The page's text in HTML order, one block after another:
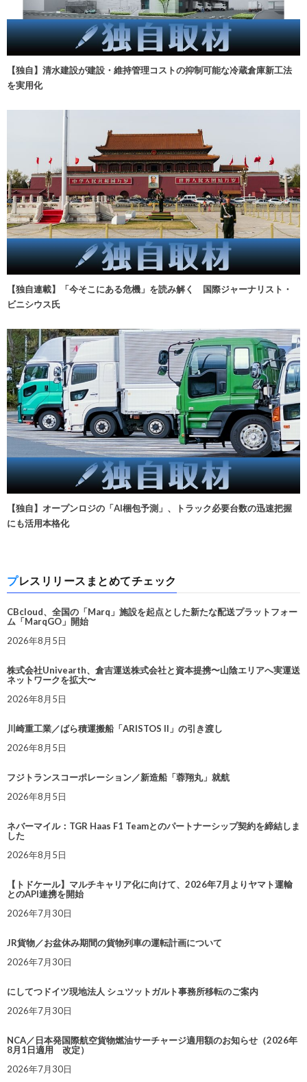
【独自】清水建設が建設・維持管理コストの抑制可能な冷蔵倉庫新工法
を実用化
【独自連載】「今そこにある危機」を読み解く 国際ジャーナリスト・
ビニシウス氏
【独自】オープンロジの「AI梱包予測」、トラック必要台数の迅速把握
にも活用本格化
プレスリリースまとめてチェック
CBcloud、全国の「Marq」施設を起点とした新たな配送プラットフォー
ム「MarqGO」開始
2026年8月5日
株式会社Univearth、倉吉運送株式会社と資本提携〜山陰エリアへ実運送
ネットワークを拡大〜
2026年8月5日
川崎重工業／ばら積運搬船「ARISTOS II」の引き渡し
2026年8月5日
フジトランスコーポレーション／新造船「蓉翔丸」就航
2026年8月5日
ネバーマイル：TGR Haas F1 Teamとのパートナーシップ契約を締結しま
した
2026年8月5日
【トドケール】マルチキャリア化に向けて、2026年7月よりヤマト運輸
とのAPI連携を開始
2026年7月30日
JR貨物／お盆休み期間の貨物列車の運転計画について
2026年7月30日
にしてつドイツ現地法人 シュツットガルト事務所移転のご案内
2026年7月30日
NCA／日本発国際航空貨物燃油サーチャージ適用額のお知らせ（2026年
8月1日適用 改定）
2026年7月30日